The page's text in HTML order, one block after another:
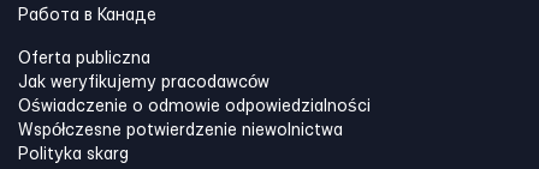
Работа в Канадe
Oferta publiczna
Jak weryfikujemy pracodawców
Oświadczenie o odmowie odpowiedzialności
Współczesne potwierdzenie niewolnictwa
Polityka skarg